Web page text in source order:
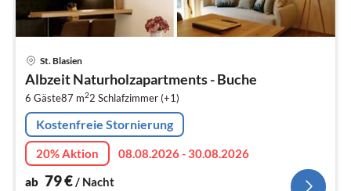
St. Blasien
Albzeit Naturholzapartments - Buche
6 Gäste87 m22 Schlafzimmer (+1)
Kostenfreie Stornierung
20% Aktion
08.08.2026 - 30.08.2026
ab 79€/ Nacht